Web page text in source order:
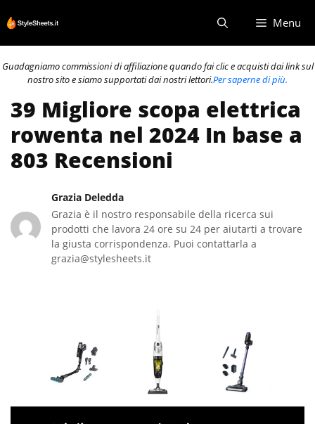
al
contenuto
Menu
Guadagniamo commissioni di affiliazione quando fai clic e acquisti dai link sul
nostro sito e siamo supportati dai nostri lettori.Per saperne di più.
39 Migliore scopa elettrica
rowenta nel 2024 In base a
803 Recensioni
Grazia Deledda
Grazia è il nostro responsabile della ricerca sui
prodotti che lavora 24 ore su 24 per aiutarti a trovare
la giusta corrispondenza. Puoi contattarla a
grazia@stylesheets.it